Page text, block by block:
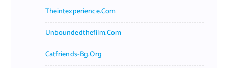
Theintexperience.com
Unboundedthefilm.com
Catfriends-Bg.org